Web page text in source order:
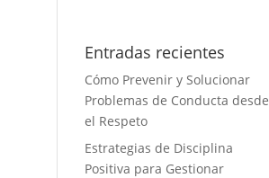
Entradas recientes
Cómo Prevenir y Solucionar
Problemas de Conducta desde
el Respeto
Estrategias de Disciplina
Positiva para Gestionar